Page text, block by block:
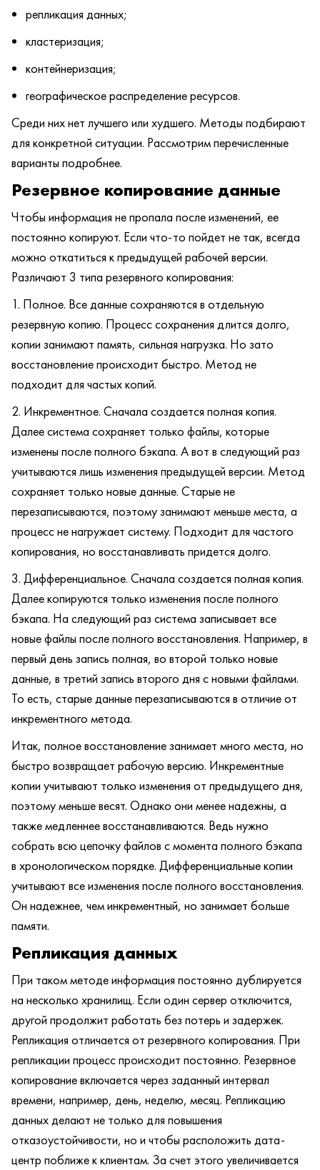
репликация данных;
кластеризация;
контейнеризация;
географическое распределение ресурсов.
Среди них нет лучшего или худшего. Методы подбирают
для конкретной ситуации. Рассмотрим перечисленные
варианты подробнее.
Резервное копирование данные
Чтобы информация не пропала после изменений, ее
постоянно копируют. Если что-то пойдет не так, всегда
можно откатиться к предыдущей рабочей версии.
Различают 3 типа резервного копирования:
Полное. Все данные сохраняются в отдельную
резервную копию. Процесс сохранения длится долго,
копии занимают память, сильная нагрузка. Но зато
восстановление происходит быстро. Метод не
подходит для частых копий.
Инкрементное. Сначала создается полная копия.
Далее система сохраняет только файлы, которые
изменены после полного бэкапа. А вот в следующий раз
учитываются лишь изменения предыдущей версии. Метод
сохраняет только новые данные. Старые не
перезаписываются, поэтому занимают меньше места, а
процесс не нагружает систему. Подходит для частого
копирования, но восстанавливать придется долго.
Дифференциальное. Сначала создается полная копия.
Далее копируются только изменения после полного
бэкапа. На следующий раз система записывает все
новые файлы после полного восстановления. Например, в
первый день запись полная, во второй только новые
данные, в третий запись второго дня с новыми файлами.
То есть, старые данные перезаписываются в отличие от
инкрементного метода.
Итак, полное восстановление занимает много места, но
быстро возвращает рабочую версию. Инкрементные
копии учитывают только изменения от предыдущего дня,
поэтому меньше весят. Однако они менее надежны, а
также медленнее восстанавливаются. Ведь нужно
собрать всю цепочку файлов с момента полного бэкапа
в хронологическом порядке. Дифференциальные копии
учитывают все изменения после полного восстановления.
Он надежнее, чем инкрементный, но занимает больше
памяти.
Репликация данных
При таком методе информация постоянно дублируется
на несколько хранилищ. Если один сервер отключится,
другой продолжит работать без потерь и задержек.
Репликация отличается от резервного копирования. При
репликации процесс происходит постоянно. Резервное
копирование включается через заданный интервал
времени, например, день, неделю, месяц. Репликацию
данных делают не только для повышения
отказоустойчивости, но и чтобы расположить дата-
центр поближе к клиентам. За счет этого увеличивается